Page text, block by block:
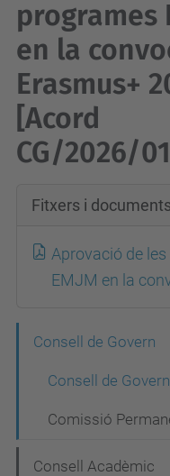
programes
en la
Erasmus+
[Acord
CG/2026/
Fitxers i documents
Aprovació de
EMJM en la
e
Consell de Govern
Consell de Govern
Comissió
Consell Acadèmic